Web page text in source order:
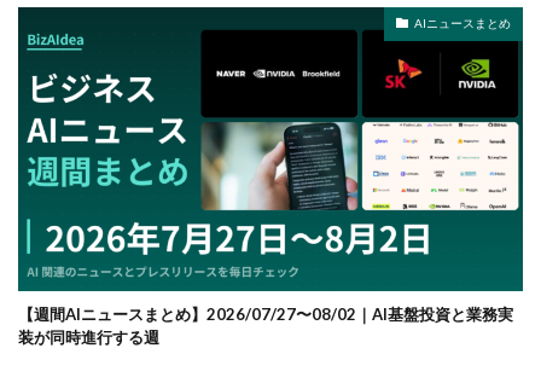
AIニュースまとめ
【週間AIニュースまとめ】2026/07/27〜08/02｜AI基盤投資と業務実
装が同時進行する週